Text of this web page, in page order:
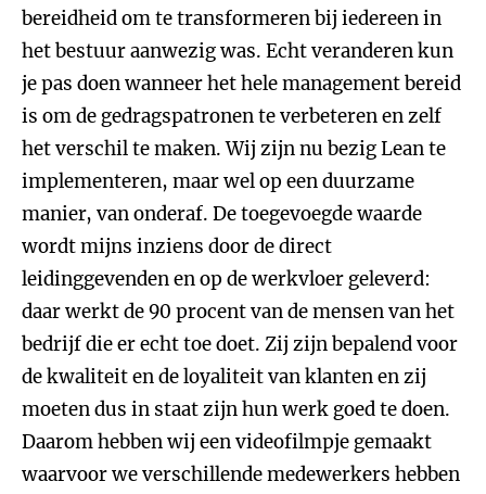
bereidheid om te transformeren bij iedereen in
het bestuur aanwezig was. Echt veranderen kun
je pas doen wanneer het hele management bereid
is om de gedragspatronen te verbeteren en zelf
het verschil te maken. Wij zijn nu bezig Lean te
implementeren, maar wel op een duurzame
manier, van onderaf. De toegevoegde waarde
wordt mijns inziens door de direct
leidinggevenden en op de werkvloer geleverd:
daar werkt de 90 procent van de mensen van het
bedrijf die er echt toe doet. Zij zijn bepalend voor
de kwaliteit en de loyaliteit van klanten en zij
moeten dus in staat zijn hun werk goed te doen.
Daarom hebben wij een videofilmpje gemaakt
waarvoor we verschillende medewerkers hebben